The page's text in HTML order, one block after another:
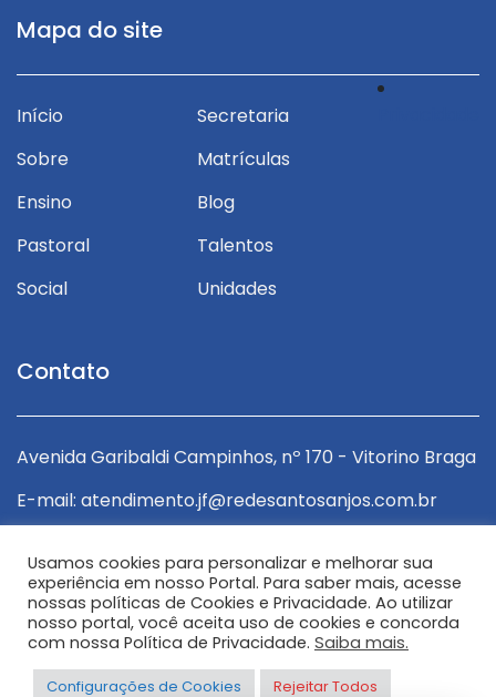
Mapa do site
Início
Sobre
Ensino
Pastoral
Social
Secretaria
Matrículas
Blog
Talentos
Unidades
Contato
Avenida Garibaldi Campinhos, nº 170 - Vitorino Braga
E-mail: atendimento.jf@redesantosanjos.com.br
Telefone: (32) 3228-8300
Usamos cookies para personalizar e melhorar sua
experiência em nosso Portal. Para saber mais, acesse
nossas políticas de Cookies e Privacidade. Ao utilizar
nosso portal, você aceita uso de cookies e concorda
com nossa Política de Privacidade. Saiba mais.
Configurações de Cookies Rejeitar Todos